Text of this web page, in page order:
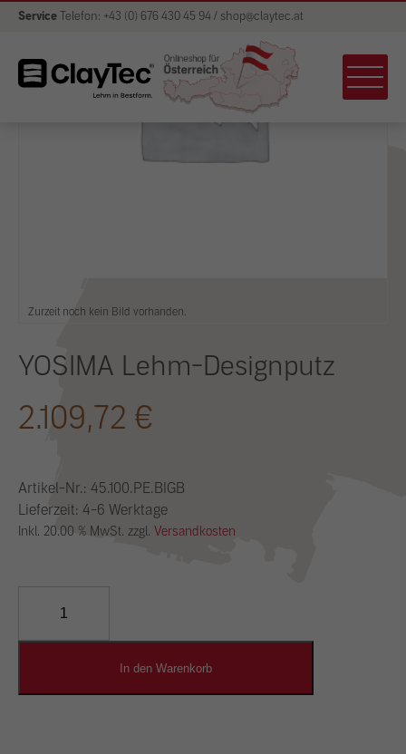
Service Telefon: +43 (0) 676 430 45 94 / shop@claytec.at
Zurzeit noch kein Bild vorhanden.
YOSIMA Lehm-Designputz
2.109,72 €
Artikel-Nr.: 45.100.PE.BIGB
Lieferzeit: 4-6 Werktage
Inkl. 20.00 % MwSt. zzgl. Versandkosten
Designputz
In den Warenkorb